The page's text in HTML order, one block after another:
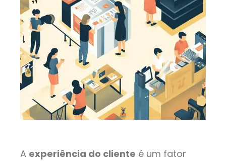
A experiência do cliente é um fator